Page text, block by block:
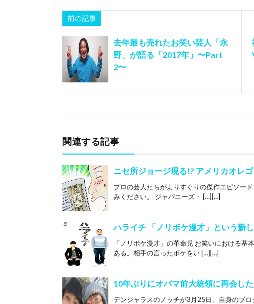
前の記事
去年最も売れたお笑い芸人「永
野」が語る「2017年」〜Part
2〜
関連する記事
ニセ所ジョージ現る!? アメリカオレ
プロの芸人たちがよりすぐりの傑作エピソー
みください。 ジャパニーズ・ […][…]
ハライチ 「ノリボケ漫才」という新
「ノリボケ漫才」の革命児 お笑いにおける
ある。相手の言ったボケをい […][…]
10年ぶりにオバマ前大統領に再会し
デンジャラスのノッチが3月25日、自身のブ